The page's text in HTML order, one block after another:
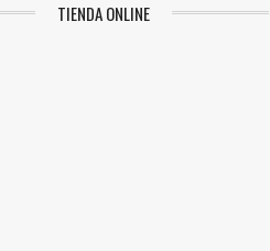
TIENDA ONLINE